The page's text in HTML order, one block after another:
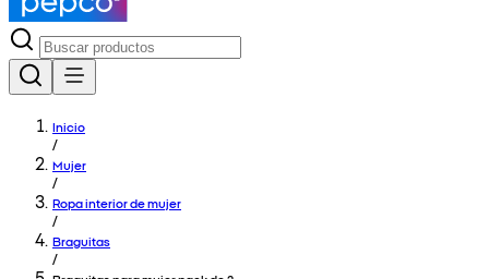
Inicio
/
Mujer
/
Ropa interior de mujer
/
Braguitas
/